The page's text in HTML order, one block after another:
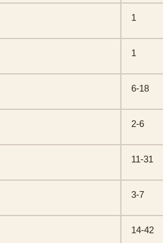
1
1
6-18
2-6
11-31
3-7
14-42